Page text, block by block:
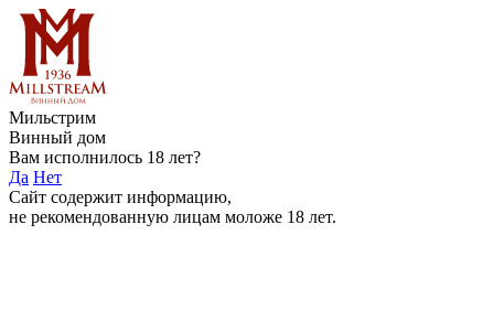
Мильстрим
Винный дом
Вам исполнилось 18 лет?
Да Нет
Сайт содержит информацию,
не рекомендованную лицам моложе 18 лет.